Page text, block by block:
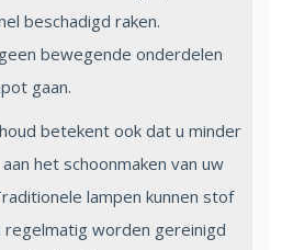
beschadigd raken.
bewegende onderdelen
gaan.
betekent ook dat u minder
het schoonmaken van uw
lampen kunnen stof
worden gereinigd